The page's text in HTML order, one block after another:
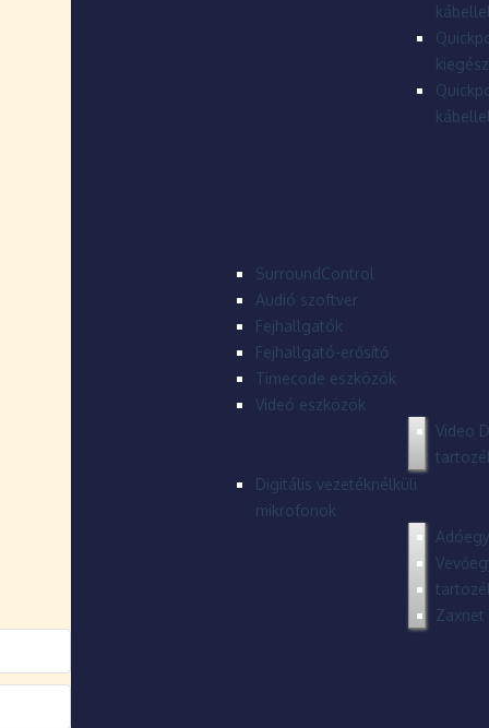
kábellel
kábellel
SurroundControl
Audió szoftver
Fejhallgatók
Fejhallgató-erősítő
Timecode eszközök
Videó eszközök
Video
Digitális vezetéknélküli
mikrofonok
Zaxnet